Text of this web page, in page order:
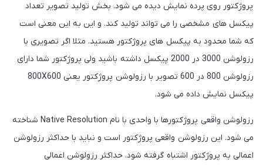
پروژکتور روی پرده نمایش دیده می شود. بخش تولید تصویر تعداد
پیکسل های مشخصی را می تواند تولید کند. و این به این معنی است
که شما محدود به پیکسل های پروژکتور هستید. مثلا اگر تصویری با
رزولوشن 3000 در 2000 پیکسل داشته باشید ولی پروژکتور شما دارای
رزولوشن 800 در 600 تصویر با رزولوشن پروژکتور یعنی 800X600
پیکسل نمایش داده می شود.
رزولوشن واقعی پروژکتورها با واحدی با نام Native Resolution شناخته
می شود. این رزولوشن واقعی پروژکتور است و نباید با حداکثر رزولوشن
اعمالی به پروژکتور اشتباه گرفته شود. حداکثر رزولوشن اعمالی